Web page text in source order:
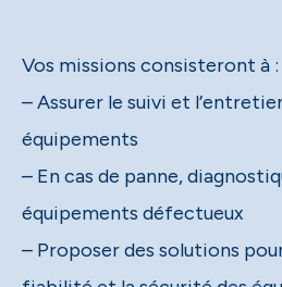
Vos missions consisteront à :
– Assurer le suivi et
équipements
– En cas de panne,
équipements défectueux
– Proposer des solutions